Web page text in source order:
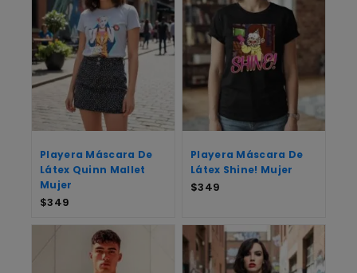
Playera Máscara De
Látex Quinn Mallet
Mujer
$349
Playera Máscara De
Látex Shine! Mujer
$349